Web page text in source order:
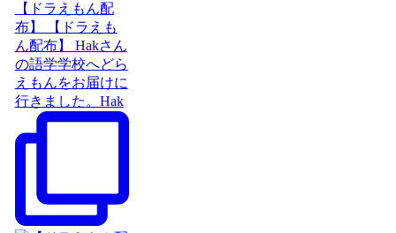
【ドラえもん配
布】 【ドラえも
ん配布】 Hakさん
の語学学校へどら
えもんをお届けに
行きました。Hak